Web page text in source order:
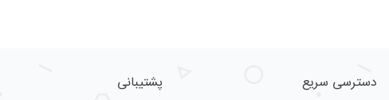
دسترسی سریع پشتیبانی